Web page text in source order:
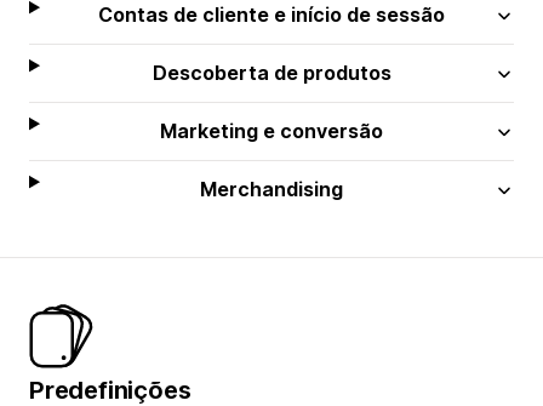
Contas de cliente e início de sessão
Descoberta de produtos
Marketing e conversão
Merchandising
Predefinições